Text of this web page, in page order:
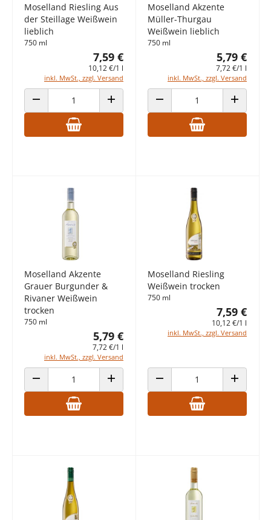
Moselland Riesling Aus
der Steillage Weißwein
lieblich
750 ml
7,59 €
10,12 €/1 l
inkl. MwSt., zzgl. Versand
ANZAHL VERRINGERN ANZAHL ERHÖHEN
Moselland Akzente
Müller-Thurgau
Weißwein lieblich
750 ml
5,79 €
7,72 €/1 l
inkl. MwSt., zzgl. Versand
ANZAHL VERRINGERN ANZAHL
Moselland Akzente
Grauer Burgunder &
Rivaner Weißwein
trocken
750 ml
5,79 €
7,72 €/1 l
inkl. MwSt., zzgl. Versand
ANZAHL VERRINGERN ANZAHL ERHÖHEN
Moselland Riesling
Weißwein trocken
750 ml
7,59 €
10,12 €/1 l
inkl. MwSt., zzgl. Versand
ANZAHL VERRINGERN ANZAHL